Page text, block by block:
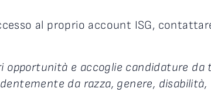
al proprio account ISG,
opportunità e accoglie candidature
da razza, genere, disabilità,